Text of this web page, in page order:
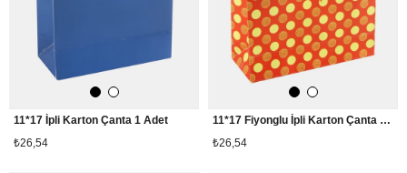
11*17 İpli Karton Çanta 1 Adet
₺26,54
11*17 Fiyonglu İpli Karton Çanta 1 Adet
₺26,54